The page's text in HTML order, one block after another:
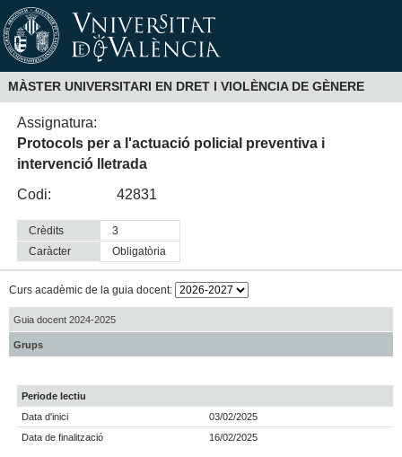
MÀSTER UNIVERSITARI EN DRET I VIOLÈNCIA DE GÈNERE
Assignatura:
Protocols per a l'actuació policial preventiva i
intervenció lletrada
Codi:
42831
Crèdits
3
Caràcter
obligatòria
Curs acadèmic de la guia docent:
Guia docent 2024-2025
Grups
Periode lectiu
Data d'inici
03/02/2025
Data de finalització
16/02/2025